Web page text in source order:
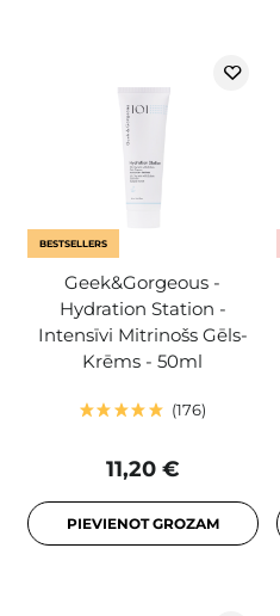
BESTSELLERS
Geek&Gorgeous -
Hydration Station -
Intensīvi Mitrinošs Gēls-
Krēms - 50ml
176
11,20 €
PIEVIENOT GROZAM